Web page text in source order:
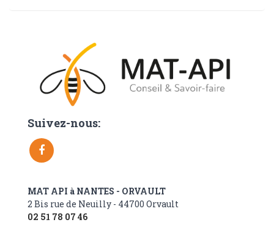
Suivez-nous:
MAT API à NANTES - ORVAULT
2 Bis rue de Neuilly - 44700 Orvault
02 51 78 07 46